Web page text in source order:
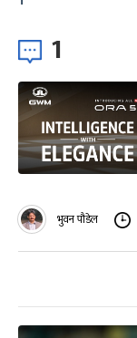
1
भुवन पौडेल